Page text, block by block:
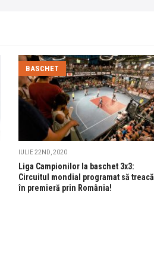
BASCHET
IULIE 22ND, 2020
Liga Campionilor la baschet 3x3:
Circuitul mondial programat să treacă
în premieră prin România!